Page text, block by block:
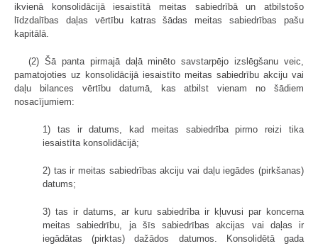
ikvienā konsolidācijā iesaistītā meitas sabiedrībā un atbilstošo
līdzdalības daļas vērtību katras šādas meitas sabiedrības pašu
kapitālā.
(2) Šā panta pirmajā daļā minēto savstarpējo izslēgšanu veic,
pamatojoties uz konsolidācijā iesaistīto meitas sabiedrību akciju vai
daļu bilances vērtību datumā, kas atbilst vienam no šādiem
nosacījumiem:
1) tas ir datums, kad meitas sabiedrība pirmo reizi tika
iesaistīta konsolidācijā;
2) tas ir meitas sabiedrības akciju vai daļu iegādes (pirkšanas)
datums;
3) tas ir datums, ar kuru sabiedrība ir kļuvusi par koncerna
meitas sabiedrību, ja šīs sabiedrības akcijas vai daļas ir
iegādātas (pirktas) dažādos datumos. Konsolidētā gada